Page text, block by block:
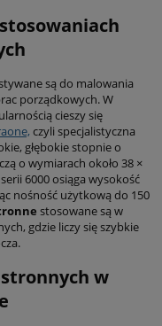
są do malowania
porządkowych. W
cieszy się
czyli specjalistyczna
głębokie stopnie o
o wymiarach około 38 ×
6000 osiąga wysokość
nośność użytkową do 150
stosowane są w
gdzie liczy się szybkie
w